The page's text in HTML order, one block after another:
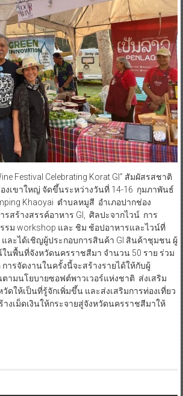
Festival Celebrating Korat GI” สัมผัสรสชาติ
องเขาใหญ่ จัดขึ้นระหว่างวันที่ 14-16 กุมภาพันธ์
Khaoyai ตำบลหมูสี อำเภอปากช่อง
รสร้างสรรค์อาหาร GI, ศิลปะจากไวน์ การ
รม workshop และ ชิม ช้อปอาหารและไวน์ที่
ละได้เชิญผู้ประกอบการสินค้า GI สินค้าชุมชน ผู้
นพื้นที่จังหวัดนครราชสีมา จำนวน 50 ราย ร่วม
ารจัดงานในครั้งนี้จะสร้างรายได้ให้กับผู้
ามนโยบายซอฟต์พาวเวอร์แห่งชาติ ส่งเสริม
ดให้เป็นที่รู้จักเพิ่มขึ้น และส่งเสริมการท่องเที่ยว
งเม็ดเงินให้กระจายสู่จังหวัดนครราชสีมาให้